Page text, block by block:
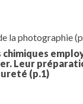
la photographie
chimiques
Leur
(p.1)